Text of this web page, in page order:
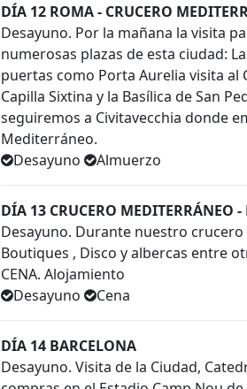
DÍA 12 ROMA - CRUCERO
Desayuno. Por la mañana la visita
numerosas plazas de esta ciudad:
puertas como Porta Aurelia visita al
Capilla Sixtina y la Basílica de San
seguiremos a Civitavecchia donde
Mediterráneo.
Desayuno
Almuerzo
DÍA 13 CRUCERO MEDITERRÁNEO
Desayuno. Durante nuestro
Boutiques , Disco y albercas entre
CENA. Alojamiento
Desayuno
Cena
DÍA 14 BARCELONA
Desayuno. Visita de la Ciudad,